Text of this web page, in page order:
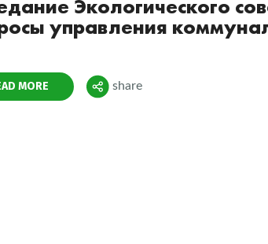
Экологического
управления
MORE Поделиться
share